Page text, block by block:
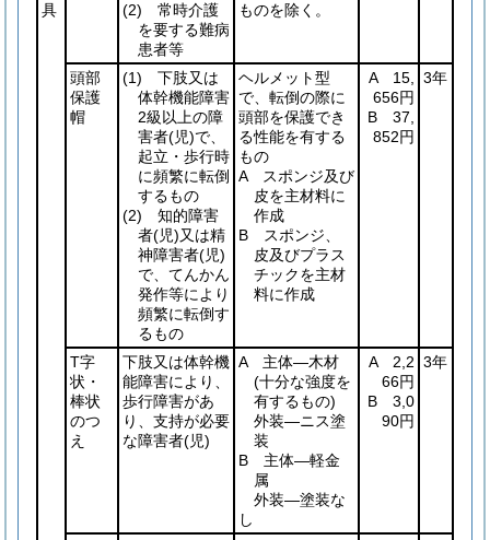
具
(2) 常時介護
を要する難病
患者等
ものを除く。
頭部
保護
帽
(1) 下肢又は
体幹機能障害
2級以上の障
害者(児)で、
起立・歩行時
に頻繁に転倒
するもの
(2) 知的障害
者(児)又は精
神障害者(児)
で、てんかん
発作等により
頻繁に転倒す
るもの
ヘルメット型
で、転倒の際に
頭部を保護でき
る性能を有する
もの
A スポンジ及び
皮を主材料に
作成
B スポンジ、
皮及びプラス
チックを主材
料に作成
A 15,
656円
B 37,
852円
3年
T字
状・
棒状
のつ
え
下肢又は体幹機
能障害により、
歩行障害があ
り、支持が必要
な障害者(児)
A 主体―木材
(十分な強度を
有するもの)
外装―ニス塗
装
B 主体―軽金
属
外装―塗装な
し
A 2,2
66円
B 3,0
90円
3年